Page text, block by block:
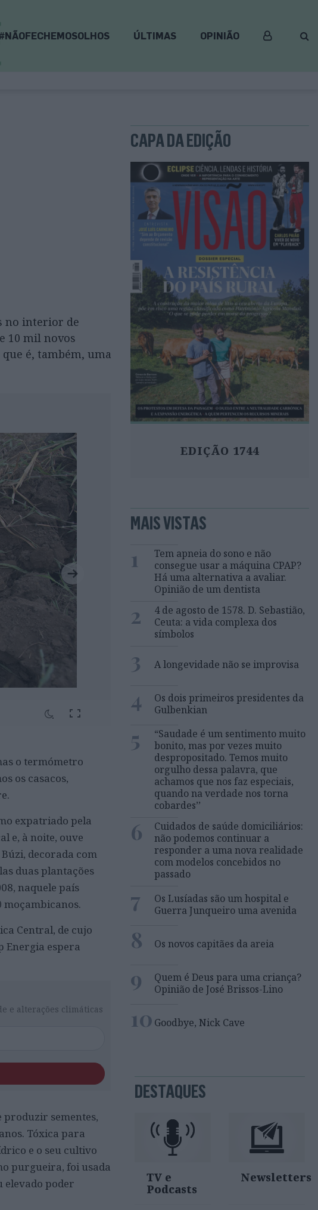
ÚLTIMAS OPINIÃO
no interior de
10 mil novos
é, também, uma
o termómetro
os casacos,
expatriado pela
e, à noite, ouve
decorada com
duas plantações
naquele país
moçambicanos.
Central, de cujo
Energia espera
e alterações climáticas
produzir sementes,
Tóxica para
e o seu cultivo
purgueira, foi usada
elevado poder
CAPA DA EDIÇÃO
EDIÇÃO 1744
MAIS VISTAS
1
Tem apneia do sono e não
consegue usar a máquina CPAP?
Há uma alternativa a avaliar.
Opinião de um dentista
2
4 de agosto de 1578. D. Sebastião,
Ceuta: a vida complexa dos
símbolos
3 A longevidade não se improvisa
4
Os dois primeiros presidentes da
Gulbenkian
5
“Saudade é um sentimento muito
bonito, mas por vezes muito
despropositado. Temos muito
orgulho dessa palavra, que
achamos que nos faz especiais,
quando na verdade nos torna
cobardes’’
6
Cuidados de saúde domiciliários:
não podemos continuar a
responder a uma nova realidade
com modelos concebidos no
passado
7
Os Lusíadas são um hospital e
Guerra Junqueiro uma avenida
8 Os novos capitães da areia
9
Quem é Deus para uma criança?
Opinião de José Brissos-Lino
10 Goodbye, Nick Cave
DESTAQUES
TV e
Podcasts
Newsletters